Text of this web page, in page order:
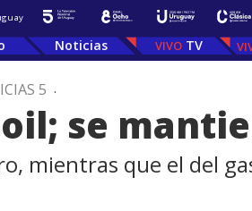
Noticias TV
5 .
se
mientras que el del